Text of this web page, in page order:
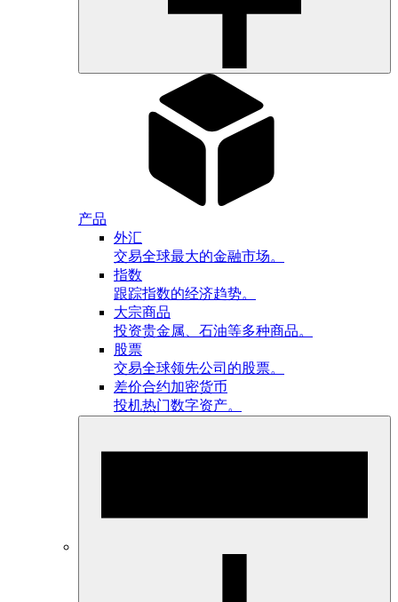
产品
外汇
交易全球最大的金融市场。
指数
跟踪指数的经济趋势。
大宗商品
投资贵金属、石油等多种商品。
股票
交易全球领先公司的股票。
差价合约加密货币
投机热门数字资产。